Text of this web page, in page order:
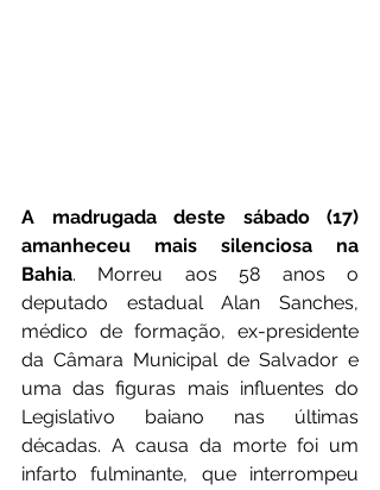
A madrugada deste sábado (17)
amanheceu mais silenciosa na
Bahia. Morreu aos 58 anos o
deputado estadual Alan Sanches,
médico de formação, ex-presidente
da Câmara Municipal de Salvador e
uma das figuras mais influentes do
Legislativo baiano nas últimas
décadas. A causa da morte foi um
infarto fulminante, que interrompeu